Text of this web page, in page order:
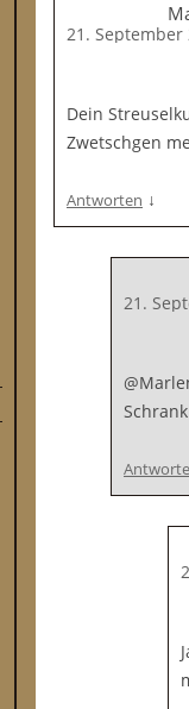
21. September
Dein
Zwetschgen
Antworten ↓
21.